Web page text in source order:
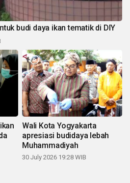
budi daya ikan tematik di DIY
Wali Kota Yogyakarta
apresiasi budidaya lebah
Muhammadiyah
30 July 2026 19:28 WIB